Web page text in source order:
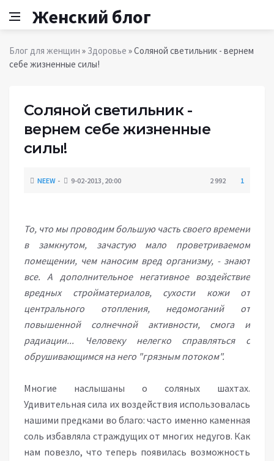
Женский блог
Блог для женщин » Здоровье » Соляной светильник - вернем
себе жизненные силы!
Соляной светильник -
вернем себе жизненные
силы!
NEEW 9-02-2013, 20:00 2 992 1
То, что мы проводим большую часть своего времени
в замкнутом, зачастую мало проветриваемом
помещении, чем наносим вред организму, - знают
все. А дополнительное негативное воздействие
вредных стройматериалов, сухости кожи от
центрального отопления, недомоганий от
повышенной солнечной активности, смога и
радиации... Человеку нелегко справляться с
обрушивающимся на него "грязным потоком".
Многие наслышаны о соляных шахтах.
Удивительная сила их воздействия использовалась
нашими предками во благо: часто именно каменная
соль избавляла страждущих от многих недугов. Как
нам повезло, что теперь появилась возможность